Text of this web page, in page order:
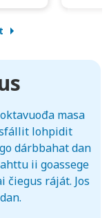
masa
lohpidit
dárbbahat dan
ii goassege
čiegus ráját. Jos